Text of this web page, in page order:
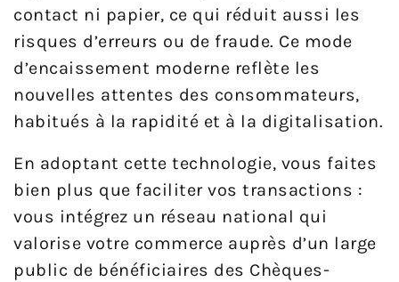
contact ni papier, ce qui réduit aussi les
risques d’erreurs ou de fraude. Ce mode
d’encaissement moderne reflète les
nouvelles attentes des consommateurs,
habitués à la rapidité et à la digitalisation.
En adoptant cette technologie, vous faites
bien plus que faciliter vos transactions :
vous intégrez un réseau national qui
valorise votre commerce auprès d’un large
public de bénéficiaires des Chèques-